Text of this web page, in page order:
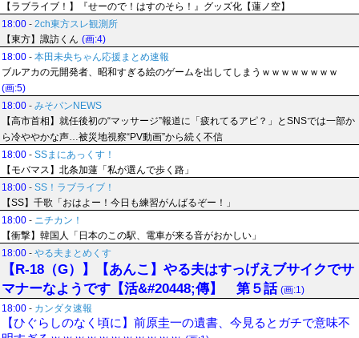
【ラブライブ！】『せーので！はすのそら！』グッズ化【蓮ノ空】
18:00 - 2ch東方スレ観測所
【東方】諏訪くん (画:4)
18:00 - 本田未央ちゃん応援まとめ速報
ブルアカの元開発者、昭和すぎる絵のゲームを出してしまうｗｗｗｗｗｗｗｗ
(画:5)
18:00 - みそパンNEWS
【高市首相】就任後初の“マッサージ”報道に「疲れてるアピ？」とSNSでは一部か
ら冷ややかな声…被災地視察“PV動画”から続く不信
18:00 - SSまにあっくす！
【モバマス】北条加蓮「私が選んで歩く路」
18:00 - SS！ラブライブ！
【SS】千歌「おはよー！今日も練習がんばるぞー！」
18:00 - ニチカン！
【衝撃】韓国人「日本のこの駅、電車が来る音がおかしい」
18:00 - やる夫まとめくす
【R-18（G）】【あんこ】やる夫はすっげえブサイクでサ
マナーなようです【活&#20448;傳】 第５話 (画:1)
18:00 - カンダタ速報
【ひぐらしのなく頃に】前原圭一の遺書、今見るとガチで意味不